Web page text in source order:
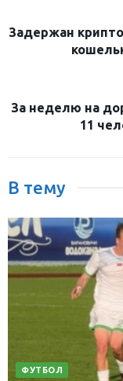
Задержан
За неделю на
11
В тему
ФУТБОЛ